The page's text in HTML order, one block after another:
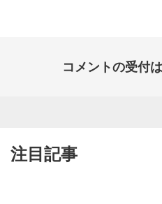
コメントの受付
注目記事